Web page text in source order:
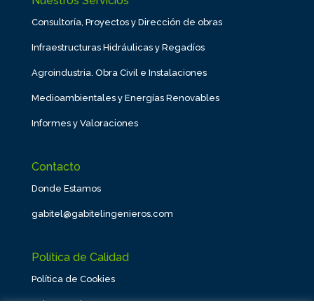
Consultoría, Proyectos y Dirección de obras
Infraestructuras Hidráulicas y Regadíos
Agroindustria. Obra Civil e Instalaciones
Medioambientales y Energías Renovables
Informes y Valoraciones
Contacto
Donde Estamos
gabitel@gabitelingenieros.com
Política de Calidad
Política de Cookies